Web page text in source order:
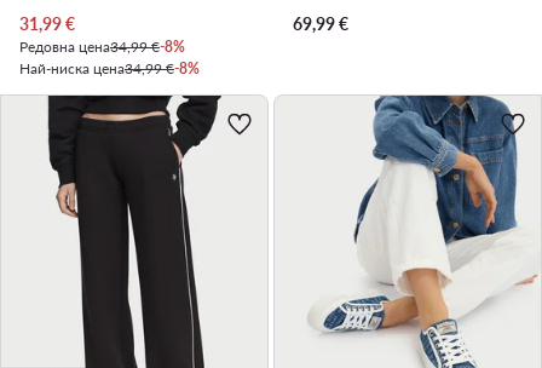
Актуална цена
31,99€
Редовна цена34,99 €-8%
Най-ниска цена34,99 €-8%
69,99€